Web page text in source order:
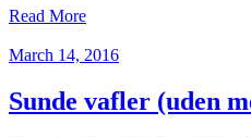
Read More
March 14, 2016
Sunde vafler (uden